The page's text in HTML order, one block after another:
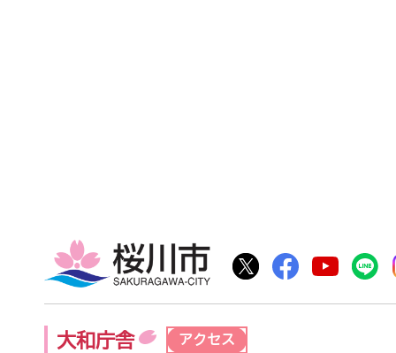
桜川市公式Twitter
桜川市公式
桜川
大和庁舎 アクセス